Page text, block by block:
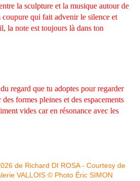
la sculpture et la musique autour de
qui fait advenir le silence et
la note est toujours là dans ton
regard que tu adoptes pour regarder
formes pleines et des espacements
vides car en résonance avec les